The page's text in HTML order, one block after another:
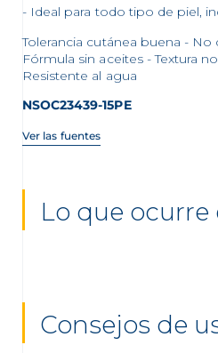
Ideal para todo tipo de piel,
Tolerancia cutánea buena -
Fórmula sin aceites - Textura
Resistente al agua
NSOC23439-15PE
Ver las fuentes
Lo que ocurre
Consejos de